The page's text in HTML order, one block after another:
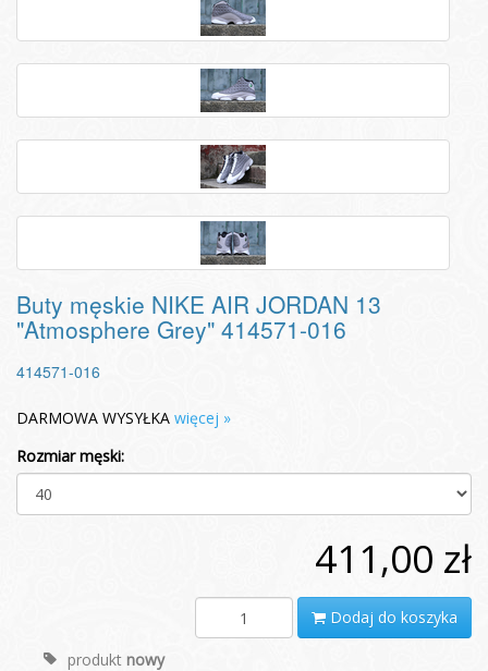
Buty męskie NIKE AIR JORDAN 13
"Atmosphere Grey" 414571-016
414571-016
DARMOWA WYSYŁKA więcej »
Rozmiar męski:
411,00 zł
Dodaj do koszyka
produkt nowy